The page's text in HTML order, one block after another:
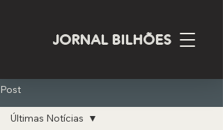
JORNAL BILHÕES
Post
Últimas Notícias